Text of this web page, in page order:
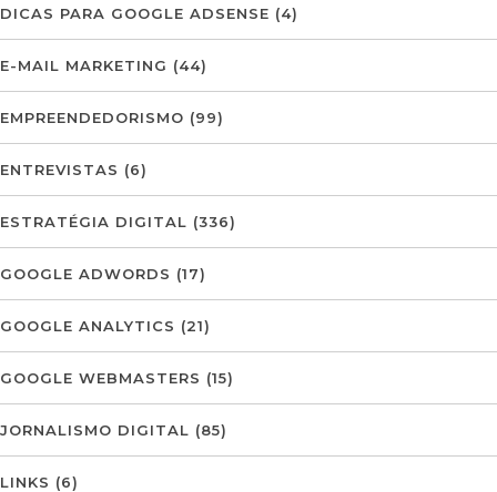
DICAS PARA GOOGLE ADSENSE (4)
E-MAIL MARKETING (44)
EMPREENDEDORISMO (99)
ENTREVISTAS (6)
ESTRATÉGIA DIGITAL (336)
GOOGLE ADWORDS (17)
GOOGLE ANALYTICS (21)
GOOGLE WEBMASTERS (15)
JORNALISMO DIGITAL (85)
LINKS (6)